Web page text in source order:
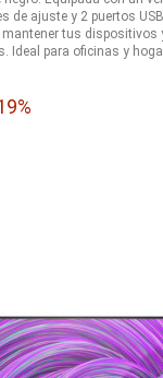
de ajuste y 2 puertos
tus dispositivos
Ideal para oficinas y